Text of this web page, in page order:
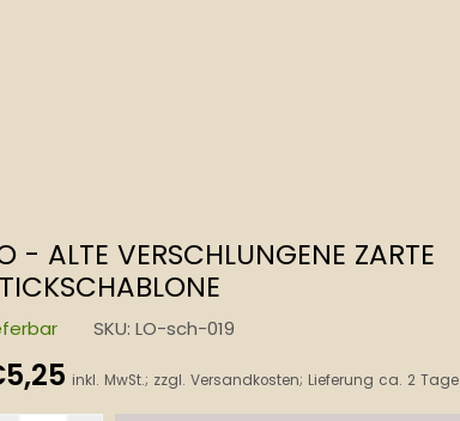
- ALTE VERSCHLUNGENE ZARTE
SKU:LO-sch-019
inkl. MwSt.; zzgl. Versandkosten; Lieferung ca. 2 Tage